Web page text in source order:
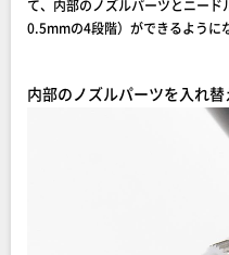
て、内部のノズルパーツとニー
0.5mmの4段階）ができるように
内部のノズルパーツを入れ替